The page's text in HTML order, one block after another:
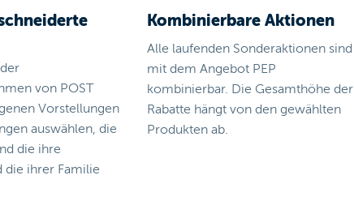
von POST
Vorstellungen
auswählen, die
die ihre
die ihrer Familie
Kombinierbare Aktionen
Alle laufenden Sonderaktionen sind
mit dem Angebot PEP
kombinierbar. Die Gesamthöhe der
Rabatte hängt von den gewählten
Produkten ab.